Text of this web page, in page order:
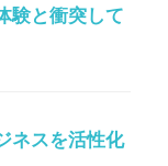
験と衝突して
ネスを活性化